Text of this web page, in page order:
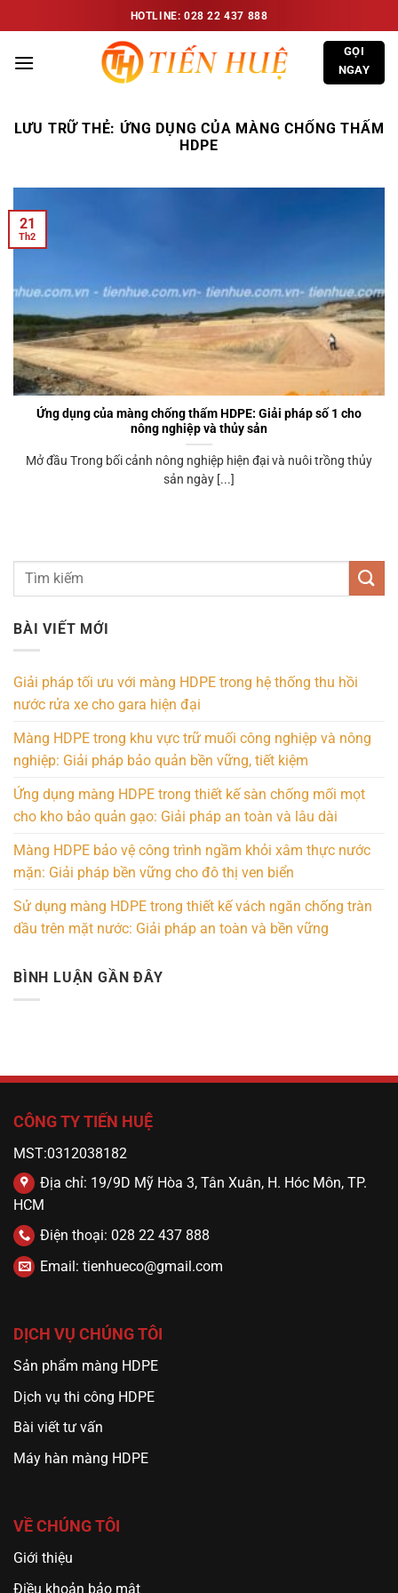
qua
nội
HOTLINE: 028 22 437 888
GỌI
NGAY
LƯU TRỮ THẺ: ỨNG DỤNG CỦA MÀNG CHỐNG THẤM
HDPE
Ứng dụng của màng chống thấm HDPE: Giải pháp số 1 cho
nông nghiệp và thủy sản
Mở đầu Trong bối cảnh nông nghiệp hiện đại và nuôi trồng thủy
sản ngày [...]
21
Th2
BÀI VIẾT MỚI
Giải pháp tối ưu với màng HDPE trong hệ thống thu hồi
nước rửa xe cho gara hiện đại
Màng HDPE trong khu vực trữ muối công nghiệp và nông
nghiệp: Giải pháp bảo quản bền vững, tiết kiệm
Ứng dụng màng HDPE trong thiết kế sàn chống mối mọt
cho kho bảo quản gạo: Giải pháp an toàn và lâu dài
Màng HDPE bảo vệ công trình ngầm khỏi xâm thực nước
mặn: Giải pháp bền vững cho đô thị ven biển
Sử dụng màng HDPE trong thiết kế vách ngăn chống tràn
dầu trên mặt nước: Giải pháp an toàn và bền vững
BÌNH LUẬN GẦN ĐÂY
CÔNG TY TIẾN HUỆ
MST:0312038182
Địa chỉ: 19/9D Mỹ Hòa 3, Tân Xuân, H. Hóc Môn, TP.
HCM
Điện thoại: 028 22 437 888
Email: tienhueco@gmail.com
DỊCH VỤ CHÚNG TÔI
Sản phẩm màng HDPE
Dịch vụ thi công HDPE
Bài viết tư vấn
Máy hàn màng HDPE
VỀ CHÚNG TÔI
Giới thiệu
Điều khoản bảo mật